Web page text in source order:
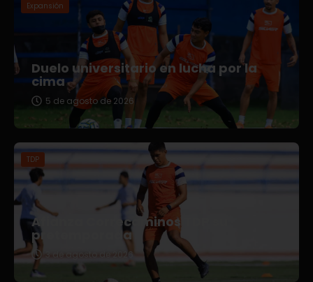
Expansión
Duelo universitario en lucha por la
cima
5 de agosto de 2026
TDP
Afianza Correcaminos TDP su
pretemporada
3 de agosto de 2026